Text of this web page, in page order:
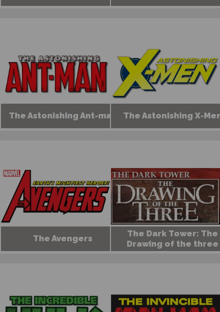
The Astonishing Ant-man The Astonishing X-
The Avengers
The Dark Tower: The
Drawing of the three